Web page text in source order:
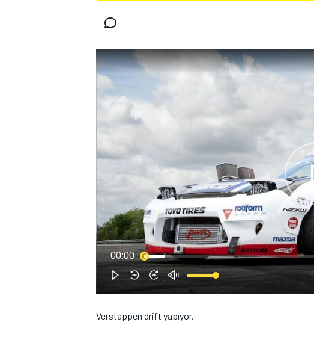
MOTOGP
WORLD SUPERBIKE
00:00
Verstappen drift yapıyor.